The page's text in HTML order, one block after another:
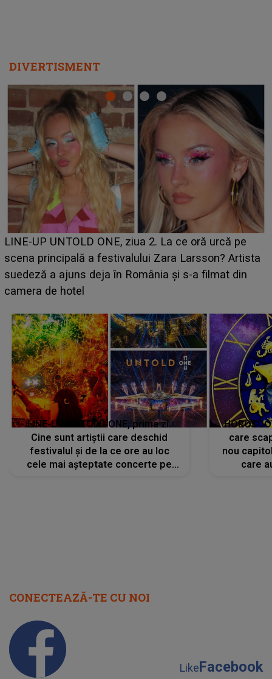
DIVERTISMENT
Ce a dezvăluit noua concurentă din "Casa Iubirii" l-a
luat prin surprindere pe Emanuel. CINE ESTE
BĂIATUL VIZAT de Alexandra?! Aflându-se în fața
faptului împlinit, A RECUNOSCUT IMEDIAT: "Am
LINE-UP UNTOLD ONE, prima zi.
Cine sunt artiștii care deschid
festivalul și de la ce ore au loc
cele mai așteptate concerte pe
care
nou
care
CONECTEAZĂ-TE CU NOI
LikeFacebook